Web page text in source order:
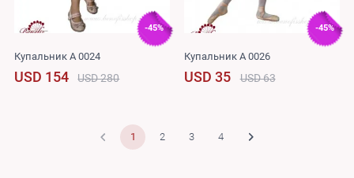
-45%
Купальник A 0024
USD 154 USD 280
-45%
Купальник A 0026
USD 35 USD 63
1 2 3 4